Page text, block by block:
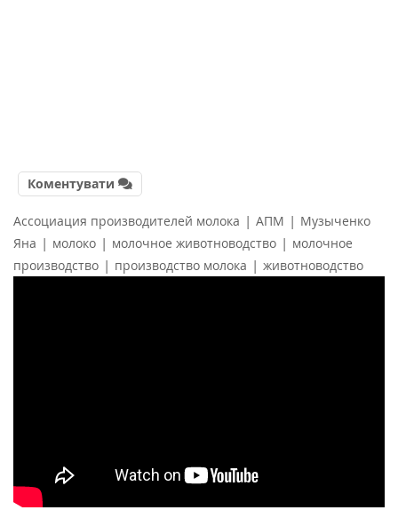
Коментувати
Ассоциация производителей молока | АПМ | Музыченко
Яна | молоко | молочное животноводство | молочное
производство | производство молока | животноводство